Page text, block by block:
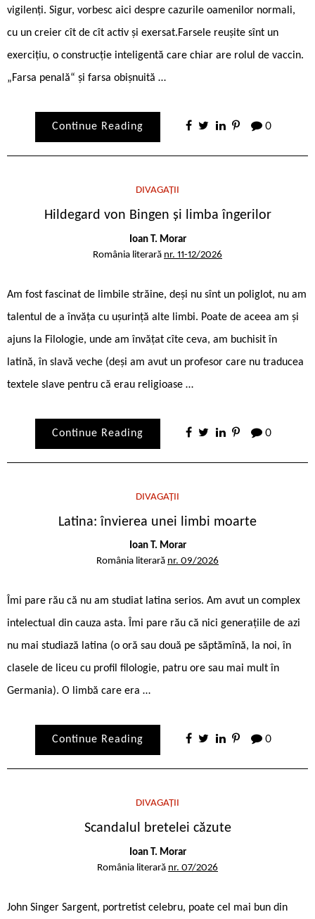
vigilenți. Sigur, vorbesc aici despre cazurile oamenilor normali,
cu un creier cît de cît activ și exersat.Farsele reușite sînt un
exercițiu, o construcție inteligentă care chiar are rolul de vaccin.
„Farsa penală“ și farsa obișnuită …
Continue Reading 0
DIVAGAȚII
Hildegard von Bingen și limba îngerilor
Ioan T. Morar
România literară nr. 11-12/2026
Am fost fascinat de limbile străine, deși nu sînt un poliglot, nu am
talentul de a învăța cu ușurință alte limbi. Poate de aceea am și
ajuns la Filologie, unde am învățat cîte ceva, am buchisit în
latină, în slavă veche (deși am avut un profesor care nu traducea
textele slave pentru că erau religioase …
Continue Reading 0
DIVAGAȚII
Latina: învierea unei limbi moarte
Ioan T. Morar
România literară nr. 09/2026
Îmi pare rău că nu am studiat latina serios. Am avut un complex
intelectual din cauza asta. Îmi pare rău că nici generațiile de azi
nu mai studiază latina (o oră sau două pe săptămînă, la noi, în
clasele de liceu cu profil filologie, patru ore sau mai mult în
Germania). O limbă care era …
Continue Reading 0
DIVAGAȚII
Scandalul bretelei căzute
Ioan T. Morar
România literară nr. 07/2026
John Singer Sargent, portretist celebru, poate cel mai bun din